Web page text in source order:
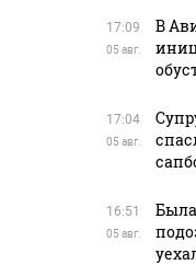
17:09
05 авг.
В
17:04
05 авг.
16:51
05 авг.